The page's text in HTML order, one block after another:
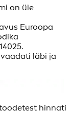
on üle
Euroopa
läbi ja
hinnati